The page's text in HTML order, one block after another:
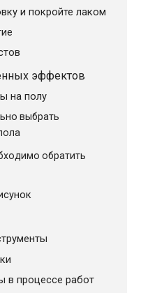
и покройте лаком
эффектов
на полу
выбрать
обратить
в процессе работ